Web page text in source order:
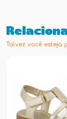
Talvez você esteja